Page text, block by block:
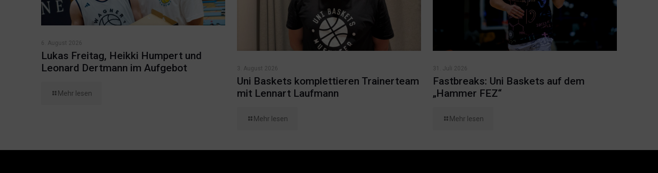
6. August 2026
Lukas Freitag, Heikki Humpert und
Leonard Dertmann im Aufgebot
Mehr lesen
3. August 2026
Uni Baskets komplettieren Trainerteam
mit Lennart Laufmann
Mehr lesen
31. Juli 2026
Fastbreaks: Uni Baskets auf dem
„Hammer FEZ“
Mehr lesen